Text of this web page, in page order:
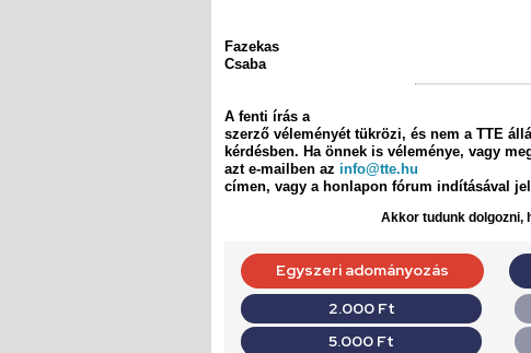
Fazekas
Csaba
A fenti írás a
szerző véleményét tükrözi, és nem a TTE
kérdésben. Ha önnek is véleménye, vagy
azt e-mailben az info@tte.hu
címen, vagy a honlapon fórum indításával
Akkor tudunk dolgozni,